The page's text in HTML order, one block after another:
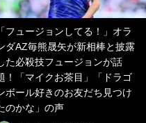
「フュージョンしてる！」オラ
ダAZ毎熊晟矢が新相棒と披露
た必殺技フュージョンが話
！「マイクお茶目」「ドラゴ
ボール好きのお友だち見つけ
のかな」の声